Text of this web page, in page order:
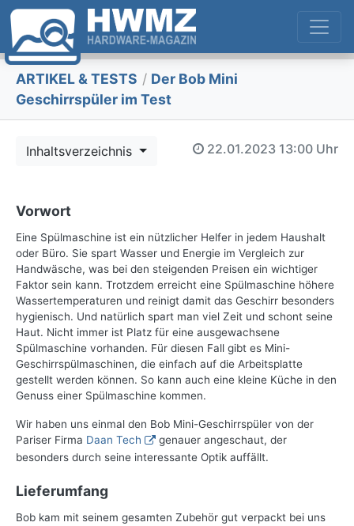
ARTIKEL & TESTS / Der Bob Mini
Geschirrspüler im Test
Inhaltsverzeichnis 22.01.2023 13:00 Uhr
Vorwort
Eine Spülmaschine ist ein nützlicher Helfer in jedem Haushalt
oder Büro. Sie spart Wasser und Energie im Vergleich zur
Handwäsche, was bei den steigenden Preisen ein wichtiger
Faktor sein kann. Trotzdem erreicht eine Spülmaschine höhere
Wassertemperaturen und reinigt damit das Geschirr besonders
hygienisch. Und natürlich spart man viel Zeit und schont seine
Haut. Nicht immer ist Platz für eine ausgewachsene
Spülmaschine vorhanden. Für diesen Fall gibt es Mini-
Geschirrspülmaschinen, die einfach auf die Arbeitsplatte
gestellt werden können. So kann auch eine kleine Küche in den
Genuss einer Spülmaschine kommen.
Wir haben uns einmal den Bob Mini-Geschirrspüler von der
Pariser Firma Daan Tech
genauer angeschaut, der
besonders durch seine interessante Optik auffällt.
Lieferumfang
Bob kam mit seinem gesamten Zubehör gut verpackt bei uns